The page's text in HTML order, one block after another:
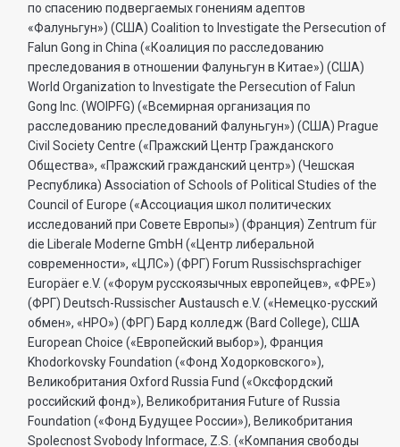
по спасению подвергаемых гонениям адептов
«Фалуньгун») (США) Coalition to Investigate the Persecution of
Falun Gong in China («Коалиция по расследованию
преследования в отношении Фалуньгун в Китае») (США)
World Organization to Investigate the Persecution of Falun
Gong Inc. (WOIPFG) («Всемирная организация по
расследованию преследований Фалуньгун») (США) Prague
Civil Society Centre («Пражский Центр Гражданского
Общества», «Пражский гражданский центр») (Чешская
Республика) Association of Schools of Political Studies of the
Council of Europe («Ассоциация школ политических
исследований при Совете Европы») (Франция) Zentrum für
die Liberale Moderne GmbH («Центр либеральной
современности», «ЦЛС») (ФРГ) Forum Russischsprachiger
Europäer e.V. («Форум русскоязычных европейцев», «ФРЕ»)
(ФРГ) Deutsch-Russischer Austausch e.V. («Немецко-русский
обмен», «НРО») (ФРГ) Бард колледж (Bard College), США
European Choice («Европейский выбор»), Франция
Khodorkovsky Foundation («Фонд Ходорковского»),
Великобритания Oxford Russia Fund («Оксфордский
российский фонд»), Великобритания Future of Russia
Foundation («Фонд Будущее России»), Великобритания
Spolecnost Svobody Informace, Z.S. («Компания свободы